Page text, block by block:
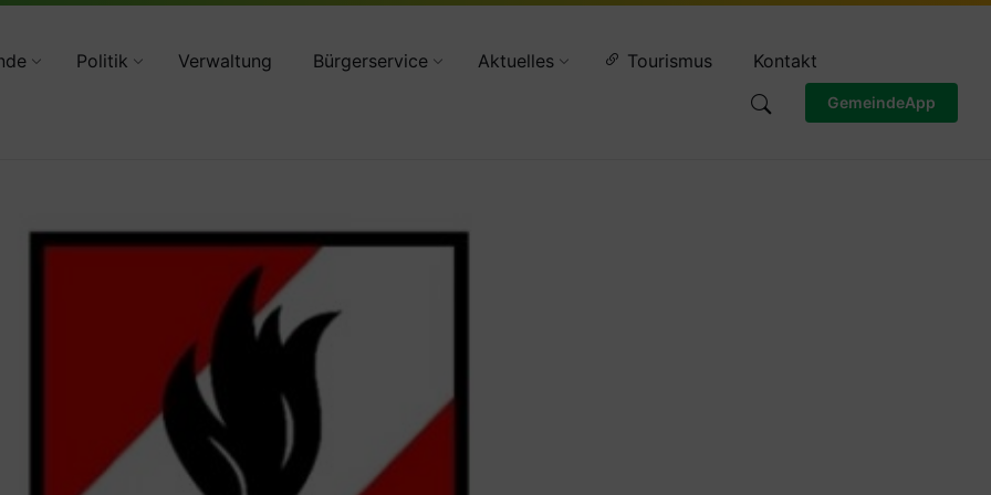
Politik Verwaltung Bürgerservice Aktuelles Tourismus Kontakt
GemeindeApp